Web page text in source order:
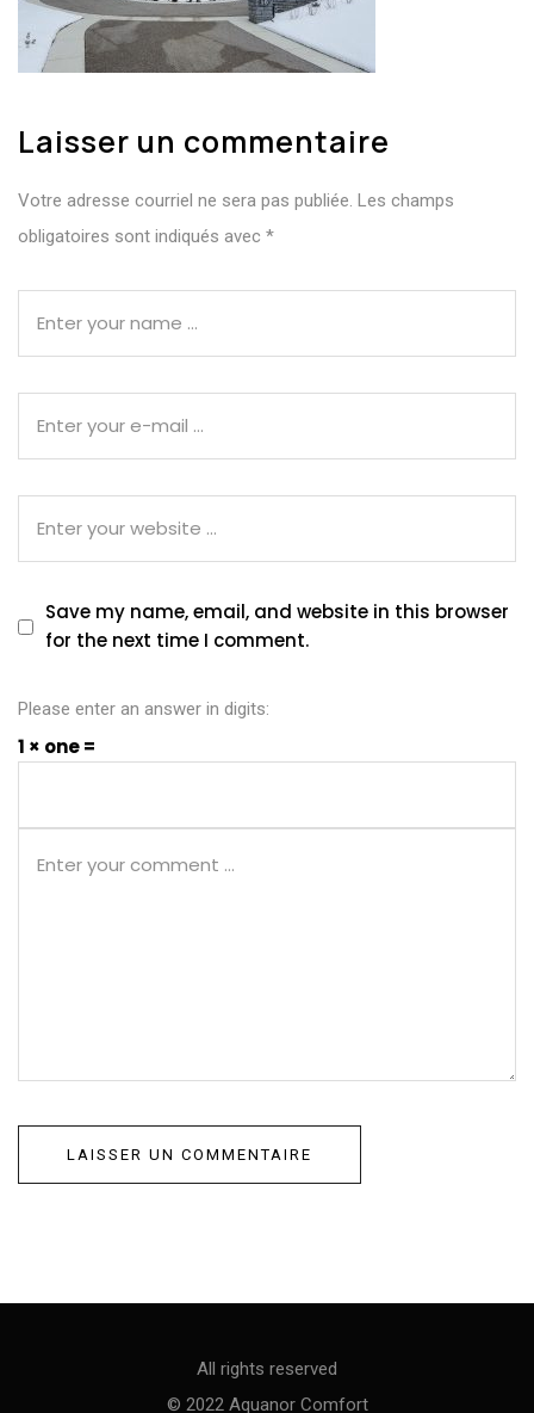
Laisser un commentaire
Votre adresse courriel ne sera pas publiée. Les champs
obligatoires sont indiqués avec *
Save my name, email, and website in this browser
for the next time I comment.
Please enter an answer in digits:
1 × one =
All rights reserved
© 2022 Aquanor Comfort